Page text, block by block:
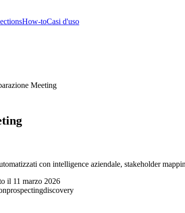
How-toCasi d'uso
Meeting
con intelligence aziendale, stakeholder
il 11 marzo 2026
prospectingdiscovery